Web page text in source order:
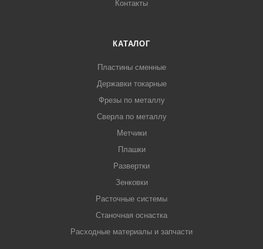
Контакты
КАТАЛОГ
Пластины сменные
Державки токарные
Фрезы по металлу
Сверла по металлу
Метчики
Плашки
Развертки
Зенковки
Расточные системы
Станочная оснастка
Расходные материалы и запчасти